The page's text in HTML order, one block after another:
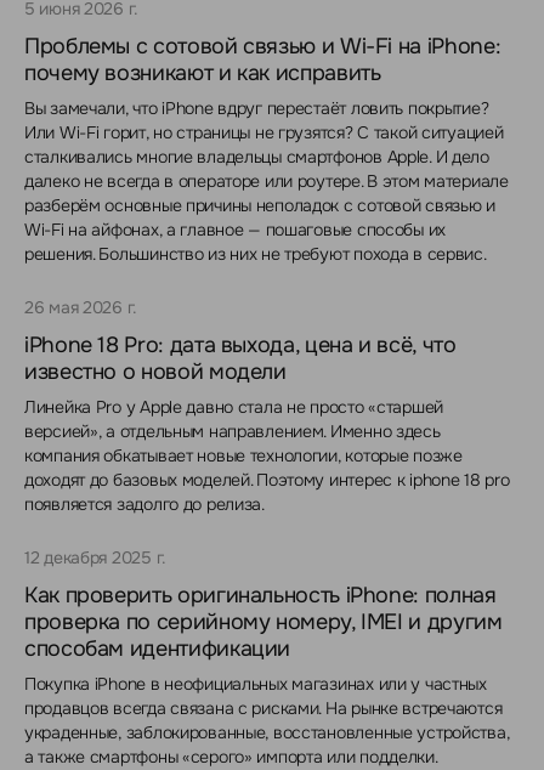
5 июня 2026 г.
Проблемы с сотовой связью и Wi-Fi на iPhone:
почему возникают и как исправить
Вы замечали, что iPhone вдруг перестаёт ловить покрытие?
Или Wi-Fi горит, но страницы не грузятся? С такой ситуацией
сталкивались многие владельцы смартфонов Apple. И дело
далеко не всегда в операторе или роутере. В этом материале
разберём основные причины неполадок с сотовой связью и
Wi-Fi на айфонах, а главное — пошаговые способы их
решения. Большинство из них не требуют похода в сервис.
26 мая 2026 г.
iPhone 18 Pro: дата выхода, цена и всё, что
известно о новой модели
Линейка Pro у Apple давно стала не просто «старшей
версией», а отдельным направлением. Именно здесь
компания обкатывает новые технологии, которые позже
доходят до базовых моделей. Поэтому интерес к iphone 18 pro
появляется задолго до релиза.
12 декабря 2025 г.
Как проверить оригинальность iPhone: полная
проверка по серийному номеру, IMEI и другим
способам идентификации
Покупка iPhone в неофициальных магазинах или у частных
продавцов всегда связана с рисками. На рынке встречаются
украденные, заблокированные, восстановленные устройства,
а также смартфоны «серого» импорта или подделки.